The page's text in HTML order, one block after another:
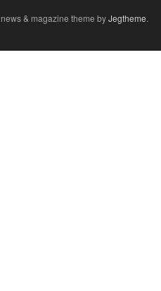
& magazine theme byJegtheme.